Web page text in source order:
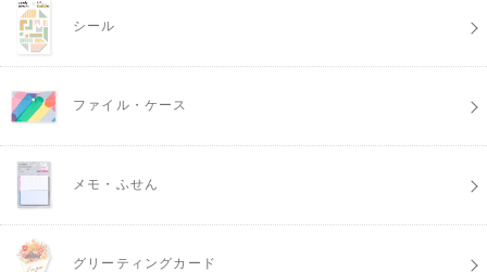
シール
ファイル・ケース
メモ・ふせん
グリーティングカード